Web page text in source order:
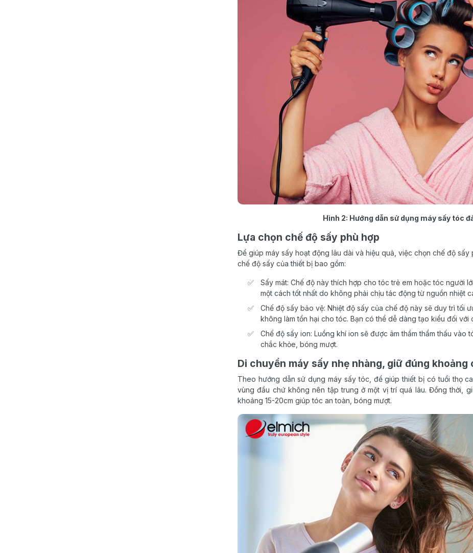
Hình 2: Hướng dẫn sử dụng máy sấy tóc
Lựa chọn chế độ sấy phù hợp
Để giúp máy sấy hoạt động lâu dài và hiệu quả, việc chọn chế độ
chế độ sấy của thiết bị bao gồm:
Sấy mát: Chế độ này thích hợp cho tóc trẻ em hoặc tóc người
một cách tốt nhất do không phải chịu tác động từ nguồn nhiệt
Chế độ sấy bảo vệ: Nhiệt độ sấy của chế độ này sẽ duy trì tối
không làm tổn hại cho tóc. Bạn có thể dễ dàng tạo kiểu đối với
Chế độ sấy ion: Luồng khí ion sẽ được âm thầm thẩm thấu vào
chắc khỏe, bóng mượt.
Di chuyển máy sấy nhẹ nhàng, giữ đúng khoảng
Theo hướng dẫn sử dụng máy sấy tóc, để giúp thiết bị có tuổi thọ
vùng đầu chứ không nên tập trung ở một vị trí quá lâu. Đồng thời,
khoảng 15-20cm giúp tóc an toàn, bóng mượt.